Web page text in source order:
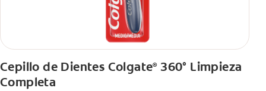
Cepillo de Dientes Colgate®360° Limpieza
Completa